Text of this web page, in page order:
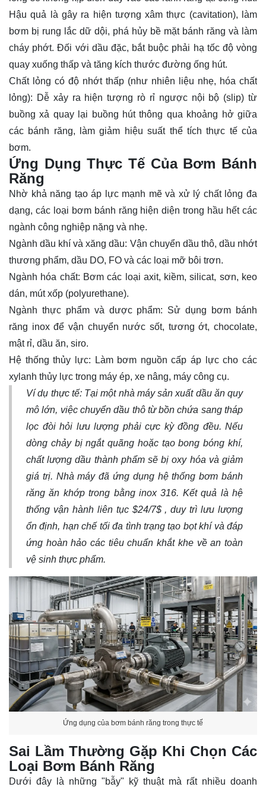
Hậu quả là gây ra hiện tượng xâm thực (cavitation), làm
bơm bị rung lắc dữ dội, phá hủy bề mặt bánh răng và làm
cháy phớt. Đối với dầu đặc, bắt buộc phải hạ tốc độ vòng
quay xuống thấp và tăng kích thước đường ống hút.
Chất lỏng có độ nhớt thấp (như nhiên liệu nhẹ, hóa chất
lỏng): Dễ xảy ra hiện tượng rò rỉ ngược nội bộ (slip) từ
buồng xả quay lại buồng hút thông qua khoảng hở giữa
các bánh răng, làm giảm hiệu suất thể tích thực tế của
bơm.
Ứng Dụng Thực Tế Của Bơm Bánh
Răng
Nhờ khả năng tạo áp lực mạnh mẽ và xử lý chất lỏng đa
dạng, các loại bơm bánh răng hiện diện trong hầu hết các
ngành công nghiệp nặng và nhẹ.
Ngành dầu khí và xăng dầu: Vận chuyển dầu thô, dầu nhớt
thương phẩm, dầu DO, FO và các loại mỡ bôi trơn.
Ngành hóa chất: Bơm các loại axit, kiềm, silicat, sơn, keo
dán, mút xốp (polyurethane).
Ngành thực phẩm và dược phẩm: Sử dụng bơm bánh
răng inox để vận chuyển nước sốt, tương ớt, chocolate,
mật rỉ, dầu ăn, siro.
Hệ thống thủy lực: Làm bơm nguồn cấp áp lực cho các
xylanh thủy lực trong máy ép, xe nâng, máy công cụ.
Ví dụ thực tế: Tại một nhà máy sản xuất dầu ăn quy
mô lớn, việc chuyển dầu thô từ bồn chứa sang tháp
lọc đòi hỏi lưu lượng phải cực kỳ đồng đều. Nếu
dòng chảy bị ngắt quãng hoặc tạo bong bóng khí,
chất lượng dầu thành phẩm sẽ bị oxy hóa và giảm
giá trị. Nhà máy đã ứng dụng hệ thống bơm bánh
răng ăn khớp trong bằng inox 316. Kết quả là hệ
thống vận hành liên tục $24/7$, duy trì lưu lượng
ổn định, hạn chế tối đa tình trạng tạo bọt khí và đáp
ứng hoàn hảo các tiêu chuẩn khắt khe về an toàn
vệ sinh thực phẩm.
Ứng dụng của bơm bánh răng trong thực tế
Sai Lầm Thường Gặp Khi Chọn Các
Loại Bơm Bánh Răng
Dưới đây là những "bẫy" kỹ thuật mà rất nhiều doanh